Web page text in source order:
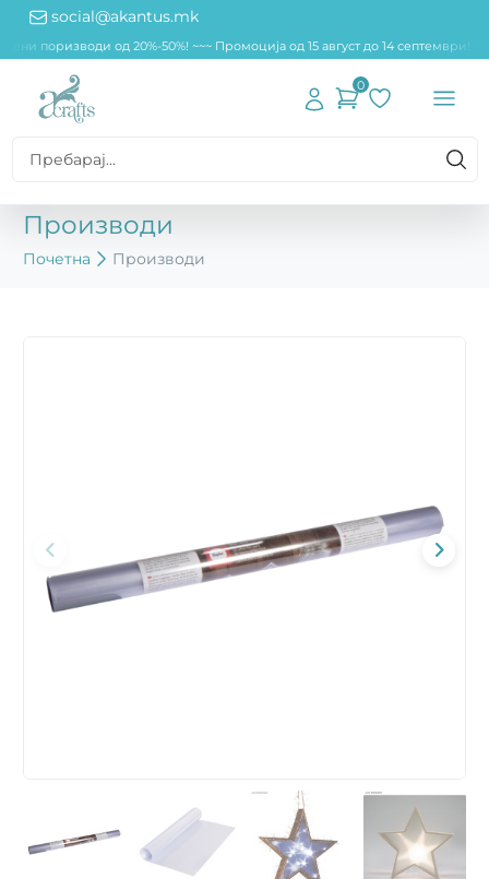
social@akantus.mk
поризводи од 20%-50%! ~~~ Промоција од 15 август до 14 септември!
0
Производи
Почетна Производи